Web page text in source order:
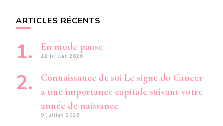
ARTICLES RÉCENTS
En mode pause
12 juillet 2026
Connaissance de soi Le signe du Cancer
a une importance capitale suivant votre
année de naissance
9 juillet 2026